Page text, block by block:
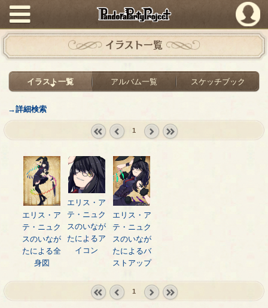
PandoraPartyProject
イラスト一覧
イラスト一覧 アルバム一覧 スケッチブック
→詳細検索
prev
1
エリス・ア
テ・ニュク
スのいなが
たによる全
身図
エリス・ア
テ・ニュク
スのいなが
たによるア
イコン
エリス・ア
テ・ニュク
スのいなが
たによるバ
ストアップ
1